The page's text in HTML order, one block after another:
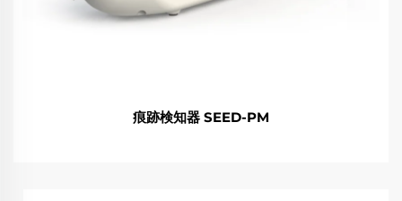
痕跡検知器 SEED-PM